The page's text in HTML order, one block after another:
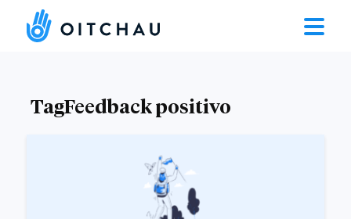
TagFeedback positivo